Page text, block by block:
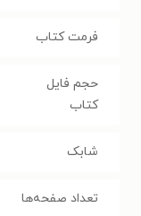
فرمت کتاب
حجم فایل
کتاب
شابک
تعداد صفحه‌ها